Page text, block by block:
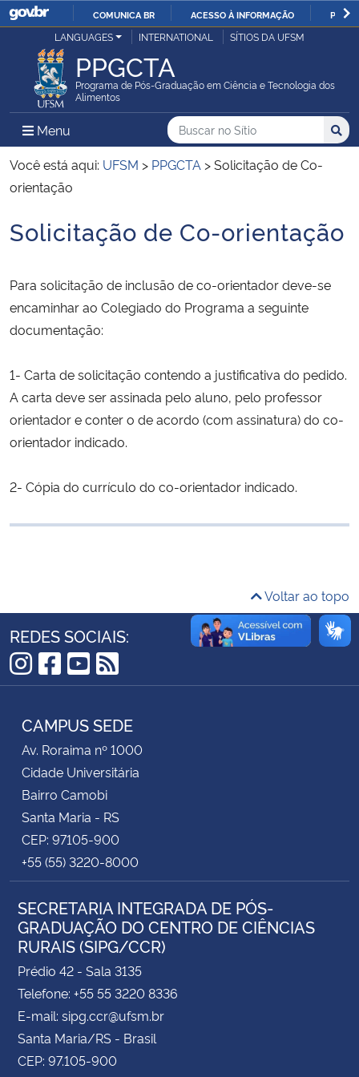
IR
O
COMUNICA BR ACESSO À INFORMAÇÃO
Ministério da Justiça e Segurança Pública
Ministério da Defesa
Ministério das Relações Exteriores
Ministério da Infraestrutura
Ministério da Agricultura, Pecuária e Abastecimento
Ministério da Educação
Ministério da Cidadania
Ministério da Saúde
Ministério da Ciência, Tecnologia, Inovações e Comunicações
Controladoria-Geral da União
Secretaria-Geral
Secretaria de Governo
Gabinete de Segurança Institucional
Advocacia-Geral da União
Banco Central do Brasil
Planalto
LANGUAGES INTERNATIONAL SÍTIOS DA UFSM
PPGCTA
Programa de Pós-Graduação em Ciência e Tecnologia dos
Alimentos
Menu Menu Principal do Sítio
Busca
Buscar no no Sítio
Busca:
Você está aqui: UFSM > PPGCTA >Solicitação de Co-
orientação
Início do conteúdo
Solicitação de Co-orientação
Para solicitação de inclusão de co-orientador deve-se
encaminhar ao Colegiado do Programa a seguinte
documentação:
1- Carta de solicitação contendo a justificativa do pedido.
A carta deve ser assinada pelo aluno, pelo professor
orientador e conter o de acordo (com assinatura) do co-
orientador indicado.
2- Cópia do currículo do co-orientador indicado.
Voltar ao topo
REDES SOCIAIS:
Instagram
Facebook
YouTube
RSS
CAMPUS SEDE
Av. Roraima nº 1000
Cidade Universitária
Bairro Camobi
Santa Maria - RS
CEP: 97105-900
+55 (55) 3220-8000
SECRETARIA INTEGRADA DE PÓS-
GRADUAÇÃO DO CENTRO DE CIÊNCIAS
RURAIS (SIPG/CCR)
Prédio 42 - Sala 3135
Telefone: +55 55 3220 8336
E-mail: sipg.ccr@ufsm.br
Santa Maria/RS - Brasil
CEP: 97.105-900